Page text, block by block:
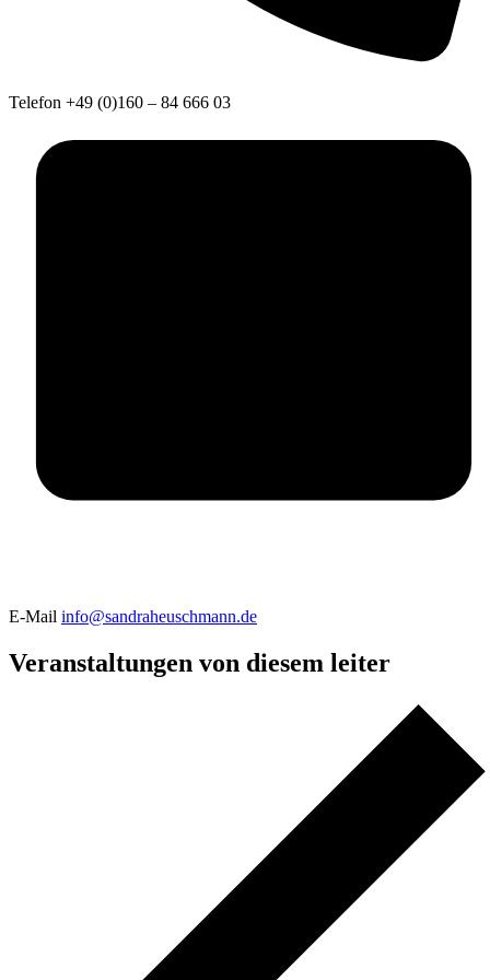
Telefon +49 (0)160 – 84 666 03
E-Mail info@sandraheuschmann.de
Veranstaltungen von diesem leiter